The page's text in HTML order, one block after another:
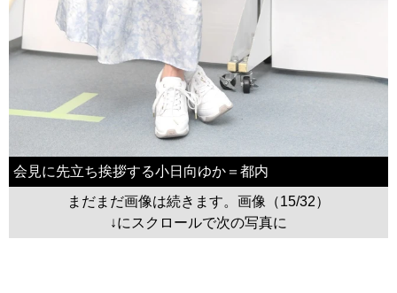
会見に先立ち挨拶する小日向ゆか＝都内
まだまだ画像は続きます。画像（15/32）
↓にスクロールで次の写真に